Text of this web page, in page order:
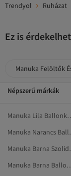
Trendyol Ruházat
Ez is érdekelhet
Manuka Felöltők
Népszerű márkák
Manuka
Manuka